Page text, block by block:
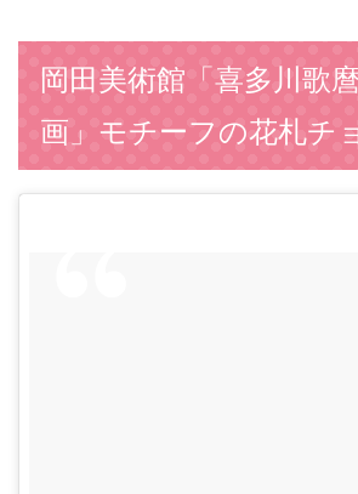
岡田美術館「喜多川歌
画」モチーフの花札チ